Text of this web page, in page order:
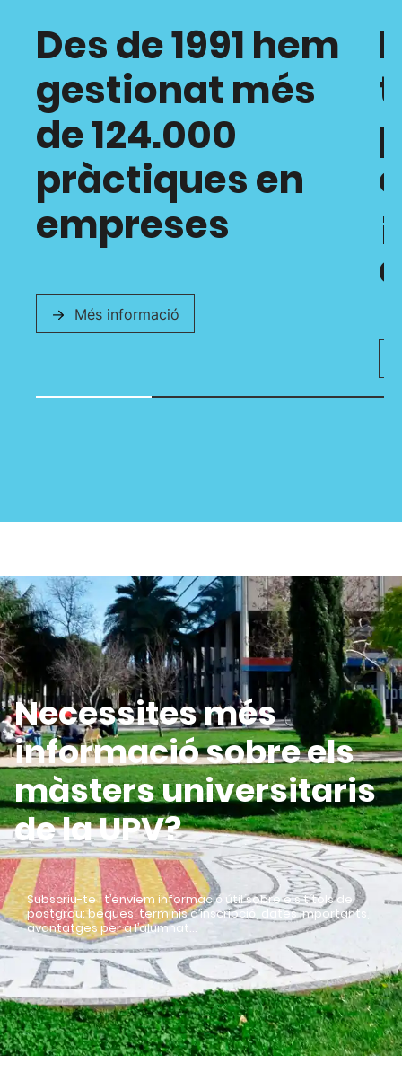
Des de 1991 hem
gestionat més
de 124.000
pràctiques en
empreses
Més informació
Necessites més
informació sobre els
màsters universitaris
de la UPV?
Subscriu-te i t’enviem informació útil sobre els títols de
postgrau: beques, terminis d’inscripció, dates importants,
avantatges per a l’alumnat…